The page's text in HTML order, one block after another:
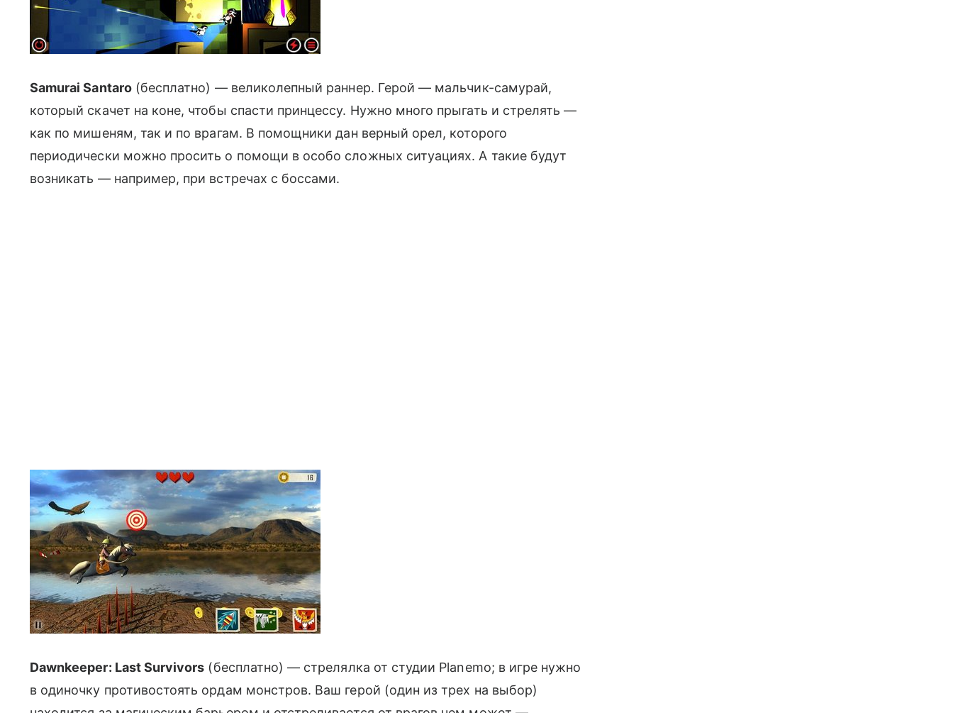
Samurai Santaro(бесплатно) — великолепный раннер. Герой — мальчик-самурай,
который скачет на коне, чтобы спасти принцессу. Нужно много прыгать и стрелять —
как по мишеням, так и по врагам. В помощники дан верный орел, которого
периодически можно просить о помощи в особо сложных ситуациях. А такие будут
возникать — например, при встречах с боссами.
Dawnkeeper: Last Survivors (бесплатно) — стрелялка от студии Planemo; в игре нужно
в одиночку противостоять ордам монстров. Ваш герой (один из трех на выбор)